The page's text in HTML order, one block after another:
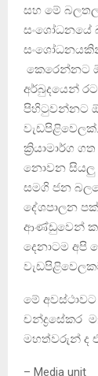
සහ මේ බලතල
සංශෝධනයේ
සංශෝධනයකින්
කෙරෙන්නට
අර්බුදයෙන්
පිහිටුවන්නට
ක්‍රියාමාර්ග
නොවන සියලු
සමගි ජන
දේශපාලන
ආණ්ඩුවෙන්
දෙනාටම අපි
මේ
චන්ද්‍රසේකර
මහත්වරුන් ද
– Media unit